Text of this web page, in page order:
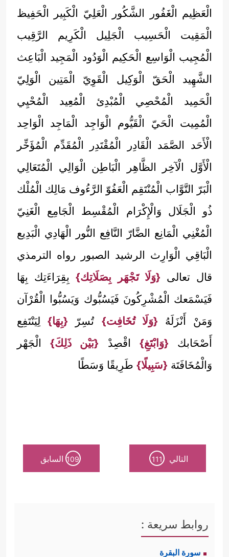
الْعَظِيم الْغَفُور الشَّكُور الْعَلِيّ الْكَبِير الْحَفِيظ
الْمَقِيت الْحَسِيب الْجَلِيل الْكَرِيم الرَّقِيب
الْمُجِيب الْوَاسِع الْحَكِيم الْوَدُود الْمَجِيد الْبَاعِث
الشَّهِيد الْحَقّ الْوَكِيل الْقَوِيّ الْمَتِين الْوَلِيّ
الْحَمِيد الْمُحْصِي الْمُبْدِئ الْمُعِيد الْمُحْيِي
الْمُمِيت الْحَيّ الْقَيُّوم الْوَاجِد الْمَاجِد الْوَاحِد
الْأَحَد الصَّمَد الْقَادِر الْمُقْتَدِر الْمُقَدِّم الْمُؤَخِّر
الْأَوَّل الْآخِر الظَّاهِر الْبَاطِن الْوَالِي الْمُتَعَالِي
الْبَرّ التَّوَّاب الْمُنْتَقِم الْعَفُوّ الرَّءُوف مَالِك الْمُلْك
ذُو الْجَلَال وَالْإِكْرَام الْمُقْسِط الْجَامِع الْغَنِيّ
الْمُغْنِي الْمَانِع الضَّارّ النَّافِع النُّور الْهَادِي الْبَدِيع
الْبَاقِي الْوَارِث الرشيد الصبور رواه الترمذي
قال تعالى {وَلَا تَجْهَر بِصَلَاتِك}بِقِرَاءَتِك بِهَا
فَيَسْمَعك الْمُشْرِكُونَ فَيَسُبُّوك وَيَسُبُّوا الْقُرْآن
وَمَنْ أَنْزَلَهُ {وَلَا تُخَافِت} تُسِرّ {بِهَا}لِيَنْتَفِع
أَصْحَابك {وَابْتَغِ} اقْصِدْ {بَيْن ذَلِكَ}الْجَهْر
وَالْمُخَافَتَة {سَبِيلًا} طَرِيقًا وَسَطًا
التالي 111
109 السابق
روابط سريعة :
سورة البقرة